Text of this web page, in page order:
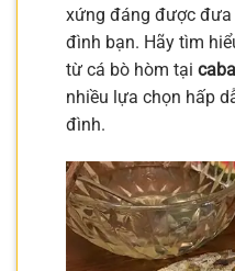
xứng đáng được
đình bạn. Hãy tìm
từ cá bò hòm tại
nhiều lựa chọn hấp
đình.